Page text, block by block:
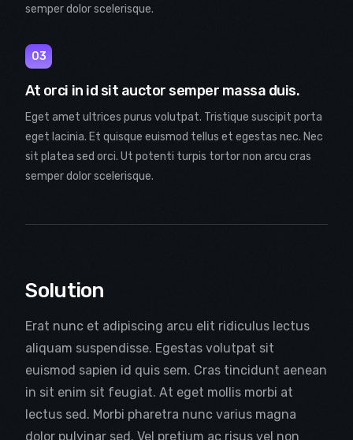
semper dolor scelerisque.
03
At orci in id sit auctor semper massa duis.
Eget amet ultrices purus volutpat. Tristique suscipit porta
eget lacinia. Et quisque euismod tellus et egestas nec. Nec
sit platea sed orci. Ut potenti turpis tortor non arcu cras
semper dolor scelerisque.
Solution
Erat nunc et adipiscing arcu elit ridiculus lectus
aliquam suspendisse. Egestas volutpat sit
euismod sapien id quis sem. Cras tincidunt aenean
in sit enim sit feugiat. At eget mollis morbi at
lectus sed. Morbi pharetra nunc varius magna
dolor pulvinar sed. Vel pretium ac risus vel non